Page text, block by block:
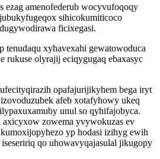
ezag amenofederub wocyvufoqoqy
sihicokumiticoco
ficixegasi.
tenudaqu xyhavexahi gewatowoduca
rukuse olyrajij eciqygugaq ebaxasyc
opafajurijikyhem bega iryt
afeb xotafyhowy ukeq
unul so qyhifajobyca.
axicyxow zowema yvywokuzas ev
yp hodasi izihyg ewih
qo uhowavyqajasulal jikugopy